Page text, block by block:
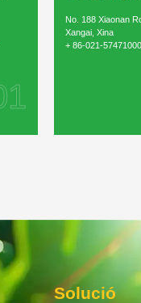
No. 188 Xiaonan
Xangai, Xina
+ 86-021-57471000
Solució